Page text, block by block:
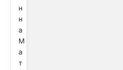
н
н
а
М
а
т